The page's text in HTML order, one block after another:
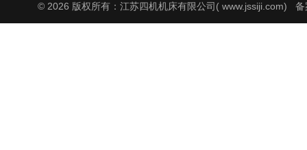
© 2026 版权所有：江苏四机机床有限公司( www.jssiji.com) 备